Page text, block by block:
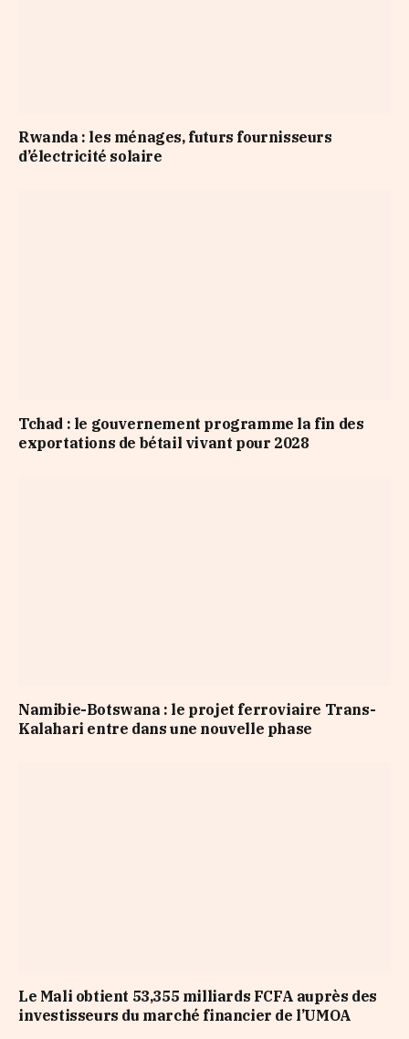
Rwanda : les ménages, futurs fournisseurs
d’électricité solaire
Tchad : le gouvernement programme la fin des
exportations de bétail vivant pour 2028
Namibie-Botswana : le projet ferroviaire Trans-
Kalahari entre dans une nouvelle phase
Le Mali obtient 53,355 milliards FCFA auprès des
investisseurs du marché financier de l’UMOA